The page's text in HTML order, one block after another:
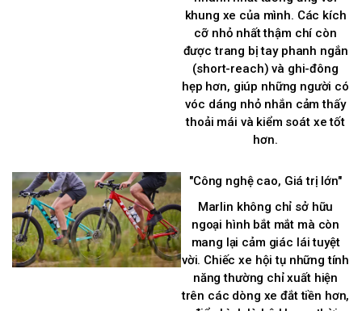
khung xe của mình. Các kích
cỡ nhỏ nhất thậm chí còn
được trang bị tay phanh ngắn
(short-reach) và ghi-đông
hẹp hơn, giúp những người có
vóc dáng nhỏ nhắn cảm thấy
thoải mái và kiểm soát xe tốt
hơn.
"Công nghệ cao, Giá trị lớn"
Marlin không chỉ sở hữu
ngoại hình bắt mắt mà còn
mang lại cảm giác lái tuyệt
vời. Chiếc xe hội tụ những tính
năng thường chỉ xuất hiện
trên các dòng xe đắt tiền hơn,